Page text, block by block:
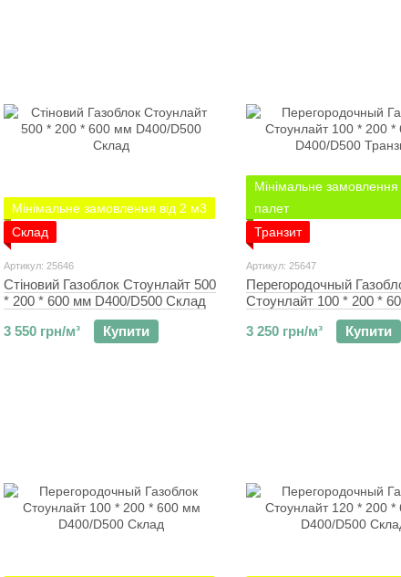
Мінімальне замовлення від 2 м3
Склад
Артикул: 25646
Стіновий Газоблок Стоунлайт 500
* 200 * 600 мм D400/D500 Склад
3 550 грн/м³
Купити
Мінімальне замовлення
палет
Транзит
Артикул: 25647
Перегородочный
Стоунлайт 100 * 200 *
D400/D500 Транзит
3 250 грн/м³
Купити